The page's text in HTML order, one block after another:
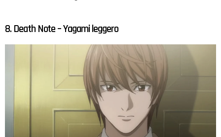
8. Death Note – Yagami leggero